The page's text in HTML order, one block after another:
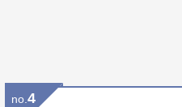
no. 4